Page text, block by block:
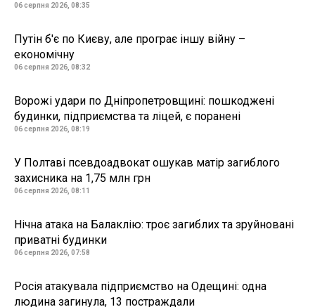
06 серпня 2026, 08:35
Путін б'є по Києву, але програє іншу війну –
економічну
06 серпня 2026, 08:32
Ворожі удари по Дніпропетровщині: пошкоджені
будинки, підприємства та ліцей, є поранені
06 серпня 2026, 08:19
У Полтаві псевдоадвокат ошукав матір загиблого
захисника на 1,75 млн грн
06 серпня 2026, 08:11
Нічна атака на Балаклію: троє загиблих та зруйновані
приватні будинки
06 серпня 2026, 07:58
Росія атакувала підприємство на Одещині: одна
людина загинула, 13 постраждали